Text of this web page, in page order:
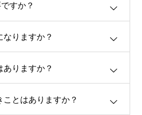
すか？
りますか？
りますか？
とはありますか？